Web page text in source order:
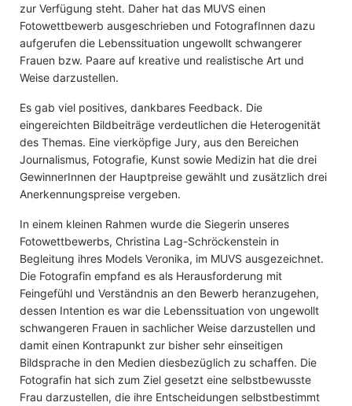
zur Verfügung steht. Daher hat das MUVS einen
Fotowettbewerb ausgeschrieben und FotografInnen dazu
aufgerufen die Lebenssituation ungewollt schwangerer
Frauen bzw. Paare auf kreative und realistische Art und
Weise darzustellen.
Es gab viel positives, dankbares Feedback. Die
eingereichten Bildbeiträge verdeutlichen die Heterogenität
des Themas. Eine vierköpfige Jury, aus den Bereichen
Journalismus, Fotografie, Kunst sowie Medizin hat die drei
GewinnerInnen der Hauptpreise gewählt und zusätzlich drei
Anerkennungspreise vergeben.
In einem kleinen Rahmen wurde die Siegerin unseres
Fotowettbewerbs, Christina Lag-Schröckenstein in
Begleitung ihres Models Veronika, im MUVS ausgezeichnet.
Die Fotografin empfand es als Herausforderung mit
Feingefühl und Verständnis an den Bewerb heranzugehen,
dessen Intention es war die Lebenssituation von ungewollt
schwangeren Frauen in sachlicher Weise darzustellen und
damit einen Kontrapunkt zur bisher sehr einseitigen
Bildsprache in den Medien diesbezüglich zu schaffen. Die
Fotografin hat sich zum Ziel gesetzt eine selbstbewusste
Frau darzustellen, die ihre Entscheidungen selbstbestimmt